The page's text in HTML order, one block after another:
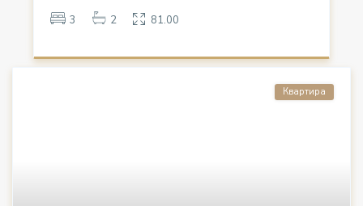
3 2 81.00
Квартира